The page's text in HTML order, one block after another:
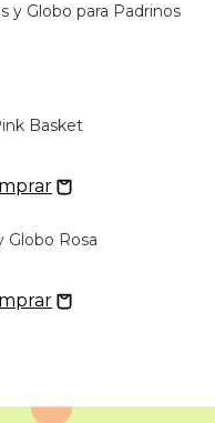
y Globo para Padrinos
Basket
Globo Rosa